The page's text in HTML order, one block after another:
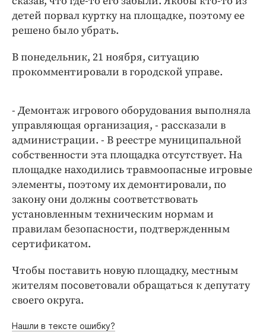
детей порвал куртку на площадке, поэтому ее
решено было убрать.
В понедельник, 21 ноября, ситуацию
прокомментировали в городской управе.
- Демонтаж игрового оборудования выполняла
управляющая организация, - рассказали в
администрации. - В реестре муниципальной
собственности эта площадка отсутствует. На
площадке находились травмоопасные игровые
элементы, поэтому их демонтировали, по
закону они должны соответствовать
установленным техническим нормам и
правилам безопасности, подтвержденным
сертификатом.
Чтобы поставить новую площадку, местным
жителям посоветовали обращаться к депутату
своего округа.
Нашли в тексте ошибку?